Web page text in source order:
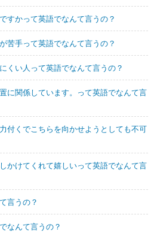
すかって英語でなんて言うの？
苦手って英語でなんて言うの？
くい人って英語でなんて言うの？
に関係しています。って英語でなんて言
付くでこちらを向かせようとしても不可
かけてくれて嬉しいって英語でなんて言
言うの？
なんて言うの？